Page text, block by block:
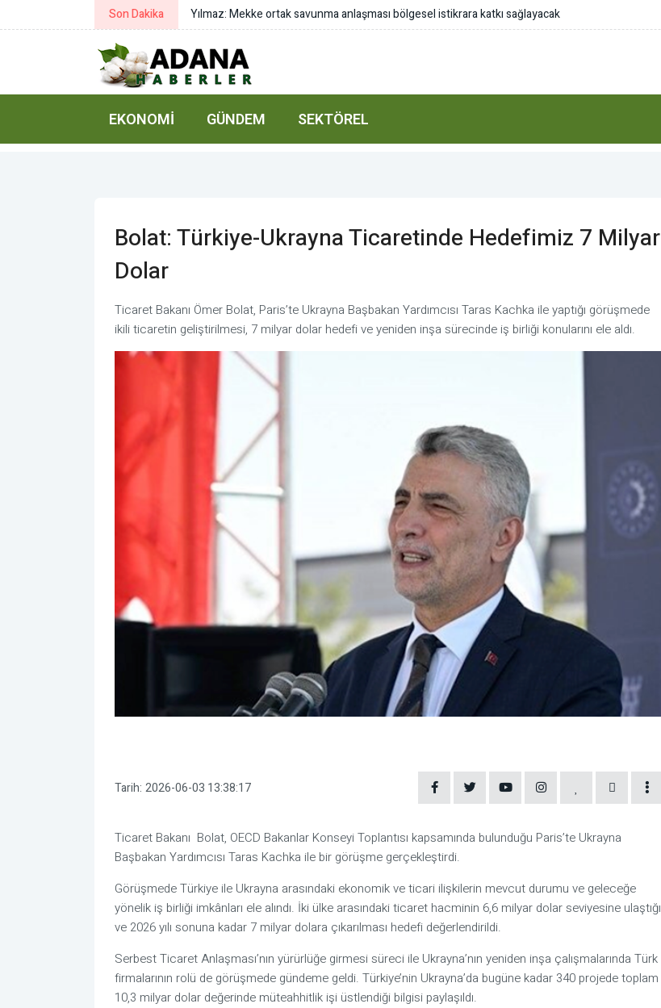
Son Dakika Bakan Çiftci Sinop’ta temaslarda bulundu
EKONOMI GÜNDEM SEKTÖREL
Bolat: Türkiye-Ukrayna Ticaretinde Hedefimiz 7 Milyar
Dolar
Ticaret Bakanı Ömer Bolat, Paris’te Ukrayna Başbakan Yardımcısı Taras Kachka ile yaptığı görüşmede
ikili ticaretin geliştirilmesi, 7 milyar dolar hedefi ve yeniden inşa sürecinde iş birliği konularını ele aldı.
Tarih: 2026-06-03 13:38:17
Ticaret Bakanı Bolat, OECD Bakanlar Konseyi Toplantısı kapsamında bulunduğu Paris’te Ukrayna
Başbakan Yardımcısı Taras Kachka ile bir görüşme gerçekleştirdi.
Görüşmede Türkiye ile Ukrayna arasındaki ekonomik ve ticari ilişkilerin mevcut durumu ve geleceğe
yönelik iş birliği imkânları ele alındı. İki ülke arasındaki ticaret hacminin 6,6 milyar dolar seviyesine ulaştığı
ve 2026 yılı sonuna kadar 7 milyar dolara çıkarılması hedefi değerlendirildi.
Serbest Ticaret Anlaşması’nın yürürlüğe girmesi süreci ile Ukrayna’nın yeniden inşa çalışmalarında Türk
firmalarının rolü de görüşmede gündeme geldi. Türkiye’nin Ukrayna’da bugüne kadar 340 projede toplam
10,3 milyar dolar değerinde müteahhitlik işi üstlendiği bilgisi paylaşıldı.